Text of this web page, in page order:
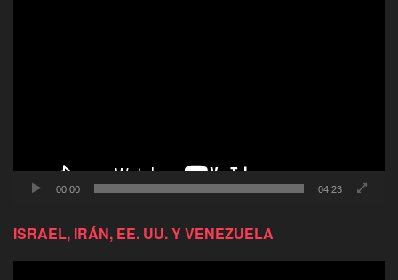
00:00 04:23
ISRAEL, IRÁN, EE. UU. Y VENEZUELA